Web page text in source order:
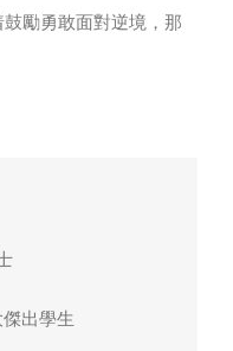
勵勇敢面對逆境，那
出學生